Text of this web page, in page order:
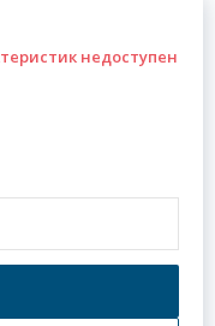
недоступен